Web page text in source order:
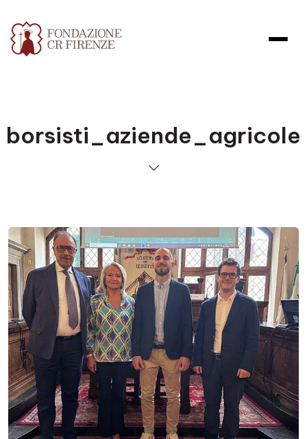
borsisti_aziende_agricole